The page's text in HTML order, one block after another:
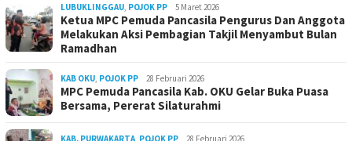
LUBUKLINGGAU, POJOK PP 5 Maret 2026
Ketua MPC Pemuda Pancasila Pengurus Dan Anggota
Melakukan Aksi Pembagian Takjil Menyambut Bulan
Ramadhan
KAB OKU, POJOK PP 28 Februari 2026
MPC Pemuda Pancasila Kab. OKU Gelar Buka Puasa
Bersama, Pererat Silaturahmi